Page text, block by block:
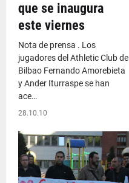
que se inaugura
este viernes
Nota de prensa . Los
jugadores del Athletic Club de
Bilbao Fernando Amorebieta
y Ander Iturraspe se han
ace…
28.10.10